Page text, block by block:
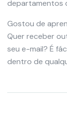
departamentos
Gostou de
Quer receber
seu e-mail? É
dentro de